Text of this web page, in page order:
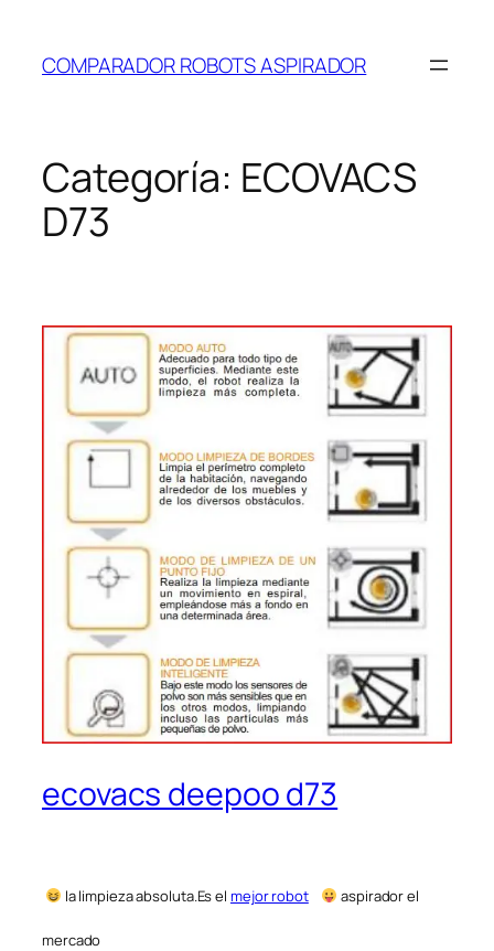
contenido
COMPARADOR ROBOTS ASPIRADOR
Categoría: ECOVACS
D73
ecovacs deepoo d73
la limpieza absoluta.Es el mejor robot aspirador el
mercado